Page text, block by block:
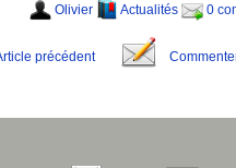
Olivier Actualités 0
précédent